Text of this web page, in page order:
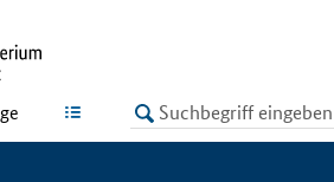
LISTE